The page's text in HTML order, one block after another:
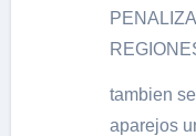
tambien
aparejos